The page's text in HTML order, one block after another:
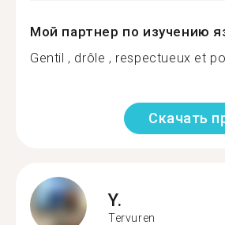
Мой партнер по изучению
Gentil , drôle , respectueux et
Скачать
Y.
Tervuren